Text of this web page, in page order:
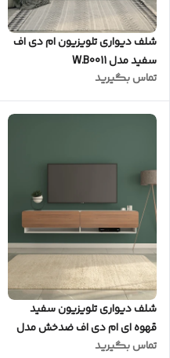
شلف دیواری تلویزیون ام دی اف
سفید مدل W.B0011
تماس بگیرید
شلف دیواری تلویزیون سفید
قهوه ای ام دی اف ضدخش مدل
W.B0015
تماس بگیرید